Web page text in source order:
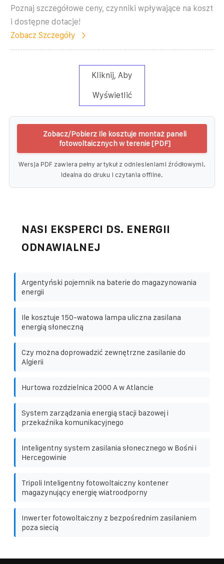
Poznaj szczegółowe ceny, czynniki wpływające na koszt
i dostępne dotacje!
Zobacz Szczegóły
Kliknij, Aby
Wyświetlić
Zobacz/Pobierz Ile kosztuje montaż paneli
fotowoltaicznych w terenie [PDF]
Wersja PDF zawiera pełny artykuł z odniesieniami źródłowymi.
Idealna do druku i czytania offline.
NASI EKSPERCI DS. ENERGII
ODNAWIALNEJ
Argentyński pojemnik na baterie do magazynowania
energii
Ile kosztuje 150-watowa lampa uliczna zasilana
energią słoneczną
Czy można doprowadzić zewnętrzne zasilanie do
Algierii
Hurtowa rozdzielnica 2000 A w Atlancie
System zarządzania energią stacji bazowej i
przekaźnika komunikacyjnego
Inteligentny system zasilania słonecznego w Bośni i
Hercegowinie
Tripoli Inteligentny fotowoltaiczny kontener
magazynujący energię wiatroodporny
Inwerter fotowoltaiczny z bezpośrednim zasilaniem
poza siecią